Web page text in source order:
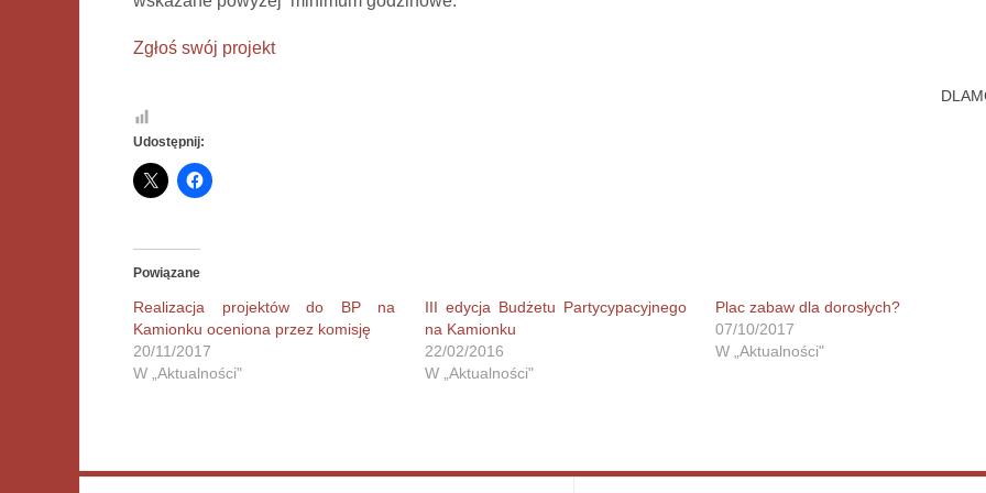
Zgłoś swój projekt
Udostępnij:
Powiązane
Realizacja projektów do BP na
Kamionku oceniona przez komisję
20/11/2017
W „Aktualności"
III edycja Budżetu Partycypacyjnego
na Kamionku
22/02/2016
W „Aktualności"
Plac zabaw dla dorosłych?
07/10/2017
W „Aktualności"